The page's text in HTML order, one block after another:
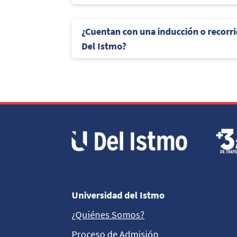
¿Cuentan con una inducción o
Del Istmo?
Universidad del Istmo
¿Quiénes Somos?
Proceso de Admisión